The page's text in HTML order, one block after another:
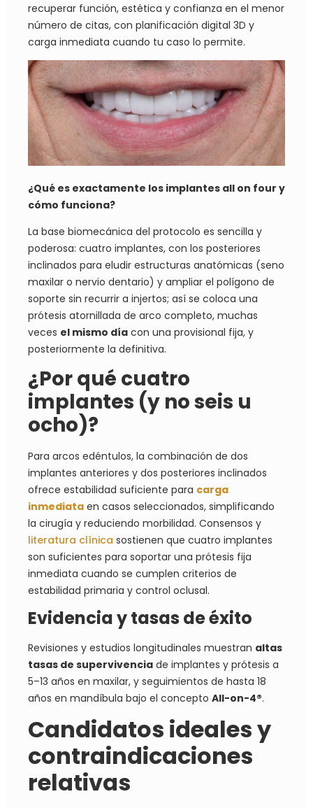
recuperar función, estética y confianza en el menor
número de citas, con planificación digital 3D y
carga inmediata cuando tu caso lo permite.
¿Qué es exactamente los implantes all on four y
cómo funciona?
La base biomecánica del protocolo es sencilla y
poderosa: cuatro implantes, con los posteriores
inclinados para eludir estructuras anatómicas (seno
maxilar o nervio dentario) y ampliar el polígono de
soporte sin recurrir a injertos; así se coloca una
prótesis atornillada de arco completo, muchas
veces el mismo día con una provisional fija, y
posteriormente la definitiva.
¿Por qué cuatro
implantes (y no seis u
ocho)?
Para arcos edéntulos, la combinación de dos
implantes anteriores y dos posteriores inclinados
ofrece estabilidad suficiente para carga
inmediata en casos seleccionados, simplificando
la cirugía y reduciendo morbilidad. Consensos y
literatura clínica sostienen que cuatro implantes
son suficientes para soportar una prótesis fija
inmediata cuando se cumplen criterios de
estabilidad primaria y control oclusal.
Evidencia y tasas de éxito
Revisiones y estudios longitudinales muestran altas
tasas de supervivencia de implantes y prótesis a
5–13 años en maxilar, y seguimientos de hasta 18
años en mandíbula bajo el concepto All-on-4®.
Candidatos ideales y
contraindicaciones
relativas